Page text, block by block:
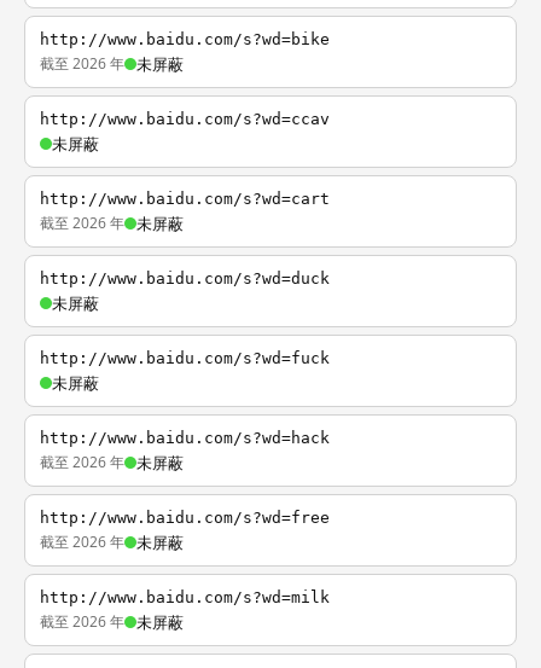
http://www.baidu.com/s?wd=bike
截至 2026 年 未屏蔽
http://www.baidu.com/s?wd=ccav
未屏蔽
http://www.baidu.com/s?wd=cart
截至 2026 年 未屏蔽
http://www.baidu.com/s?wd=duck
未屏蔽
http://www.baidu.com/s?wd=fuck
未屏蔽
http://www.baidu.com/s?wd=hack
截至 2026 年 未屏蔽
http://www.baidu.com/s?wd=free
截至 2026 年 未屏蔽
http://www.baidu.com/s?wd=milk
截至 2026 年 未屏蔽